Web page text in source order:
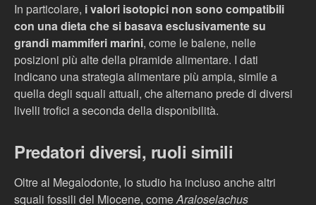
In particolare, i valori isotopici non sono compatibili
con una dieta che si basava esclusivamente su
grandi mammiferi marini, come le balene, nelle
posizioni più alte della piramide alimentare. I dati
indicano una strategia alimentare più ampia, simile a
quella degli squali attuali, che alternano prede di diversi
livelli trofici a seconda della disponibilità.
Predatori diversi, ruoli simili
Oltre al Megalodonte, lo studio ha incluso anche altri
squali fossili del Miocene, comeAraloselachus